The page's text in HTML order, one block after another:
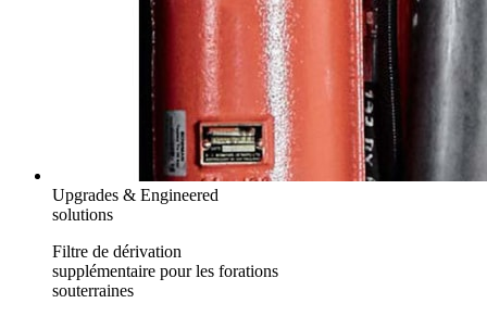
Upgrades & Engineered
solutions
Filtre de dérivation
supplémentaire pour les forations
souterraines